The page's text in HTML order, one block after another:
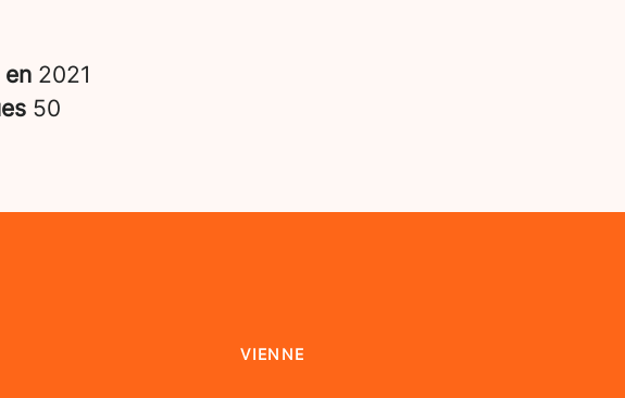
en 2021
50
VIENNE